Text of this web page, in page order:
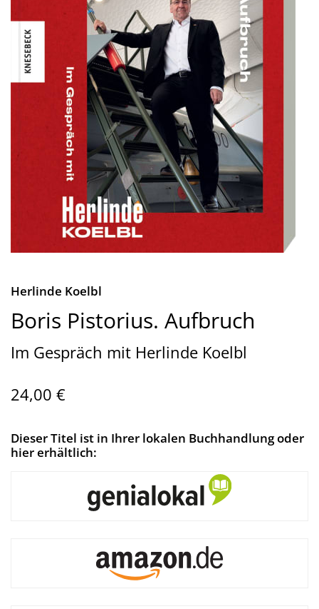
Herlinde Koelbl
Boris Pistorius. Aufbruch
Im Gespräch mit Herlinde Koelbl
24,00 €
Dieser Titel ist in Ihrer lokalen Buchhandlung oder
hier erhältlich: